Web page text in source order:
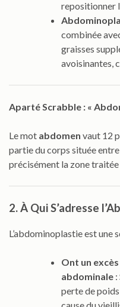
repositionner
combinée
graisses
avoisinantes,
Aparté Scrabble : «
Le mot abdomen vaut 12
partie du corps située
précisément la zone
2. À Qui S’adresse
L’abdominoplastie est une
Ont un
abdominale :
perte de